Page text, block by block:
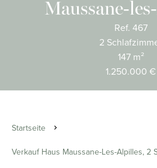
Maussane-
Ref. 467
2
147 m²
1.250.000 €
Startseite
Verkauf Haus Maussane-Les-Alpilles, 2